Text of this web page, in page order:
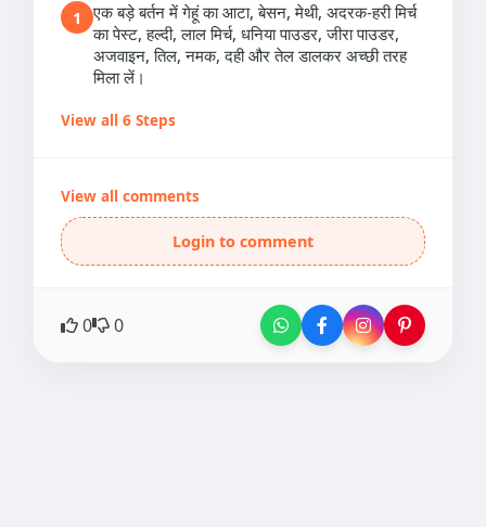
1
एक बड़े बर्तन में गेहूं का आटा, बेसन, मेथी, अदरक-हरी मिर्च
का पेस्ट, हल्दी, लाल मिर्च, धनिया पाउडर, जीरा पाउडर,
अजवाइन, तिल, नमक, दही और तेल डालकर अच्छी तरह
मिला लें।
View all 6 Steps
View all comments
Login to comment
0 0